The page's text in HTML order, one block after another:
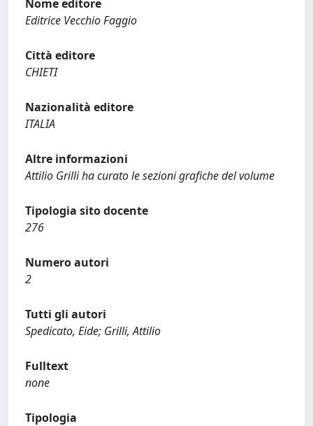
Nome editore
Editrice Vecchio Faggio
Città editore
CHIETI
Nazionalità editore
ITALIA
Altre informazioni
Attilio Grilli ha curato le sezioni grafiche del volume
Tipologia sito docente
276
Numero autori
2
Tutti gli autori
Spedicato, Eide; Grilli, Attilio
Fulltext
none
Tipologia